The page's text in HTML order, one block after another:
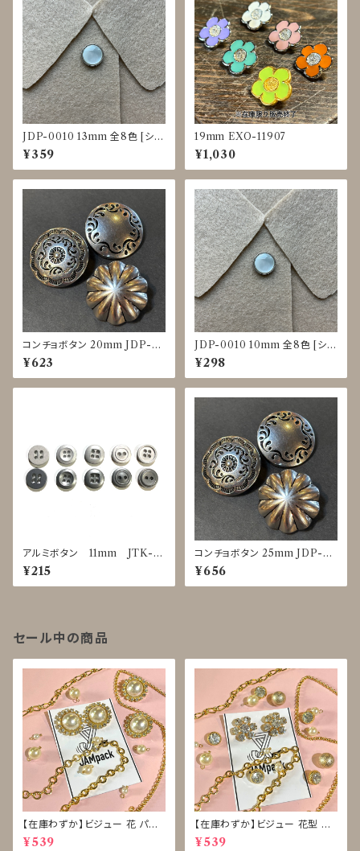
JDP-0010 13mm 全8色 [シェ
ル調][裏足ボタン][ブラウス]
¥359
19mm EXO-11907
¥1,030
コンチョボタン 20mm JDP-0
016
¥623
JDP-0010 10mm 全8色 [シェ
ル調][裏足ボタン][ブラウス]
¥298
アルミボタン 11mm JTK-0
025～0029
¥215
コンチョボタン 25mm JDP-00
16
¥656
セール中の商品
【在庫わずか】ビジュー 花 パー
ル ボタン 再販なし
¥539
【在庫わずか】ビジュー 花型 雪
型 ボタン 再販なし
¥539